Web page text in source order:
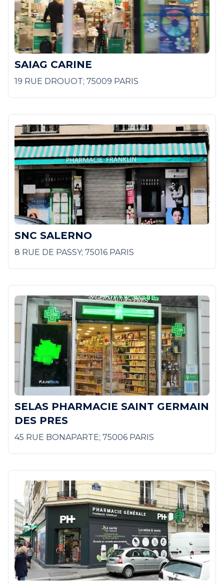
SAIAG CARINE
19 RUE DROUOT; 75009 PARIS
SNC SALERNO
8 RUE DE PASSY; 75016 PARIS
SELAS PHARMACIE SAINT GERMAIN
DES PRES
45 RUE BONAPARTE; 75006 PARIS